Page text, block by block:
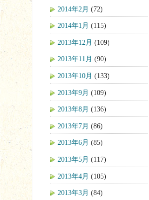
2014年2月 (72)
2014年1月 (115)
2013年12月 (109)
2013年11月 (90)
2013年10月 (133)
2013年9月 (109)
2013年8月 (136)
2013年7月 (86)
2013年6月 (85)
2013年5月 (117)
2013年4月 (105)
2013年3月 (84)